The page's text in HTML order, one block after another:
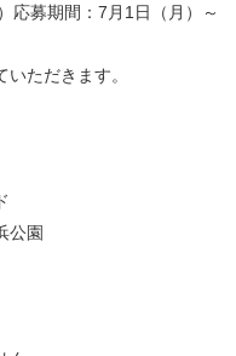
応募期間：7月1日（月）～
ただきます。
公園